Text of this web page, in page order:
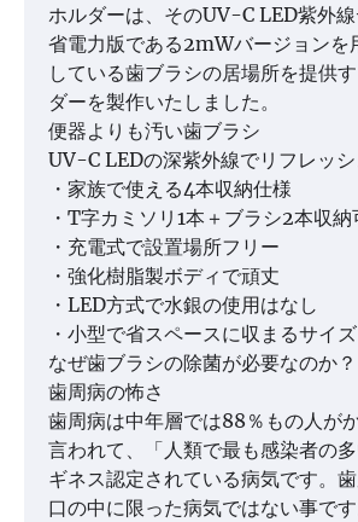
ホルダーは、そのUV-C LED紫外
省電力版である2mWバージョンを
している歯ブラシの居場所を提供
ダーを製作いたしました。
便器よりも汚い歯ブラシ
UV-C LEDの深紫外線でリフレッシ
・家族で使える4本収納仕様
・T字カミソリ1本＋ブラシ2本収納
・充電式で設置場所フリー
・強化樹脂製ボディで頑丈
・LED方式で水銀の使用はなし
・小型で省スペースに収まるサイズ
なぜ歯ブラシの除菌が必要なのか？
歯周病の怖さ
歯周病は中年層では88％もの人が
言われて、「人類で最も感染者の
ギネス認定されている病気です。
口の中に限った病気ではない事で